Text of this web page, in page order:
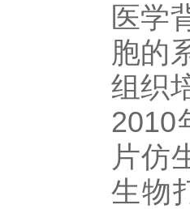
医学
胞的
组织
2010
片仿
生物